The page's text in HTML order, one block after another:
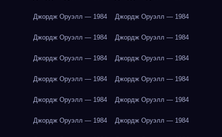
Джордж Оруэлл — 1984 Джордж Оруэлл — 1984
Джордж Оруэлл — 1984 Джордж Оруэлл — 1984
Джордж Оруэлл — 1984 Джордж Оруэлл — 1984
Джордж Оруэлл — 1984 Джордж Оруэлл — 1984
Джордж Оруэлл — 1984 Джордж Оруэлл — 1984
Джордж Оруэлл — 1984 Джордж Оруэлл — 1984